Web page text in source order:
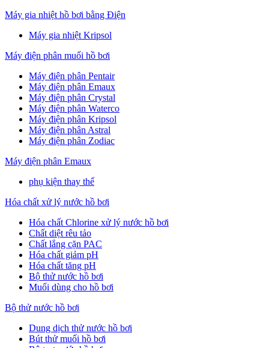
Máy gia nhiệt hồ bơi bằng Điện
Máy gia nhiệt Kripsol
Máy điện phân muối hồ bơi
Máy điện phân Pentair
Máy điện phân Emaux
Máy điện phân Crystal
Máy điện phân Waterco
Máy điện phân Kripsol
Máy điện phân Astral
Máy điện phân Zodiac
Máy điện phân Emaux
phụ kiện thay thế
Hóa chất xử lý nước hồ bơi
Hóa chất Chlorine xử lý nước hồ bơi
Chất diệt rêu tảo
Chất lắng cặn PAC
Hóa chất giảm pH
Hóa chất tăng pH
Bộ thử nước hồ bơi
Muối dùng cho hồ bơi
Bộ thử nước hồ bơi
Dung dịch thử nước hồ bơi
Bút thử muối hồ bơi